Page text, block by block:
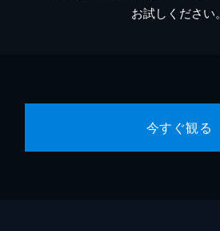
お試しください。
今すぐ観る